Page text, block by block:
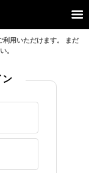
利用いただけます。 まだ
。
ン